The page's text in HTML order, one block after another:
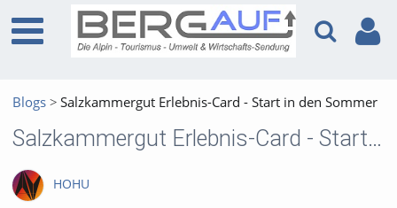
Blogs Salzkammergut Erlebnis-Card - Start in den Sommer
Salzkammergut Erlebnis-Card - Start in den Sommer
HOHU